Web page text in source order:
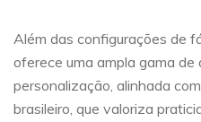
Além das configurações de
oferece uma ampla gama de
personalização, alinhada
brasileiro, que valoriza